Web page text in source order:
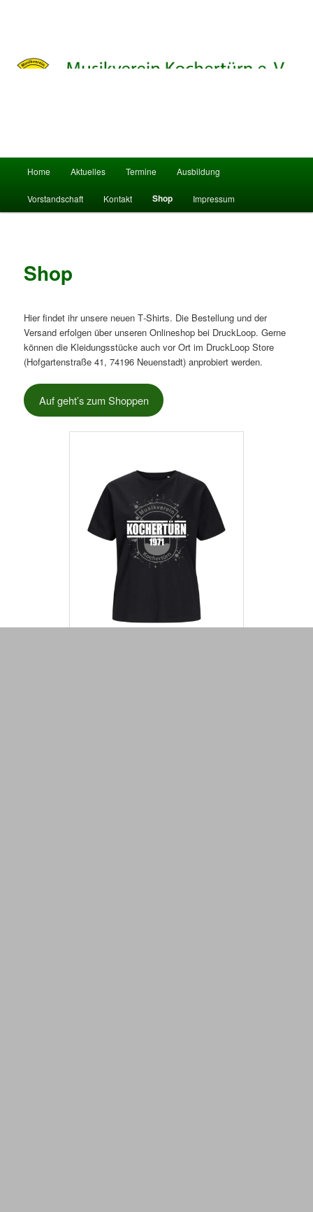
HauptmenüZum Inhalt wechseln
Zum sekundären Inhalt wechseln
Home Aktuelles Termine Ausbildung
Vorstandschaft Kontakt Shop Impressum
Shop
Hier findet ihr unsere neuen T‑Shirts. Die Bestellung und der
Versand erfolgen über unseren Onlineshop bei DruckLoop. Gerne
können die Kleidungsstücke auch vor Ort im DruckLoop Store
(Hofgartenstraße 41, 74196 Neuenstadt) anprobiert werden.
Auf geht’s zum Shoppen